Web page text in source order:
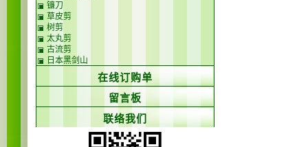
镰刀
草皮剪
树剪
太丸剪
古流剪
日本黑剑山
在线订购单
留言板
联络我们